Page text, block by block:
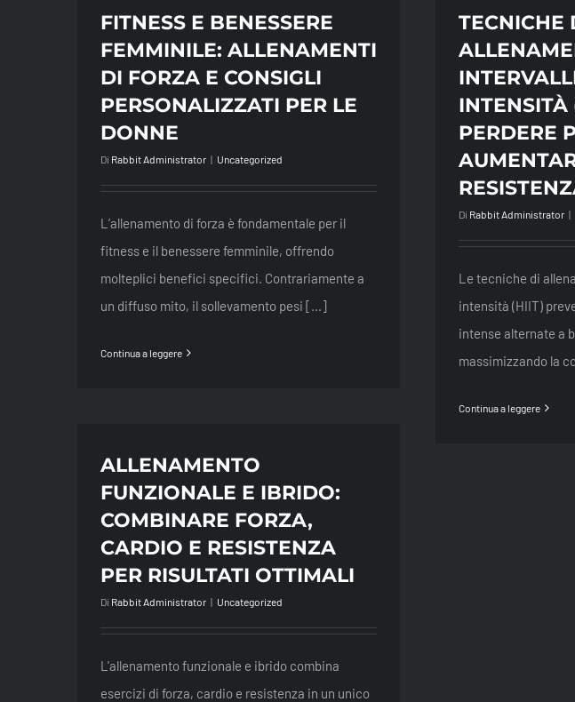
FITNESS E BENESSERE
FEMMINILE: ALLENAMENTI
DI FORZA E CONSIGLI
PERSONALIZZATI PER LE
DONNE
Di Rabbit Administrator | Uncategorized
L’allenamento di forza è fondamentale per il
fitness e il benessere femminile, offrendo
molteplici benefici specifici. Contrariamente a
un diffuso mito, il sollevamento pesi [...]
Continua a leggere
TECNICHE
INTENSITÀ
PERDERE
Di Rabbit Administrator |
Le tecniche di
intensità (HIIT)
intense alternate a
massimizzando la
Continua a leggere
ALLENAMENTO
FUNZIONALE E IBRIDO:
COMBINARE FORZA,
CARDIO E RESISTENZA
PER RISULTATI OTTIMALI
Di Rabbit Administrator | Uncategorized
L'allenamento funzionale e ibrido combina
esercizi di forza, cardio e resistenza in un unico